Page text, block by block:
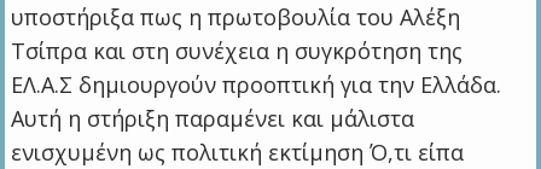
υποστήριξα πως η πρωτοβουλία του Αλέξη
Τσίπρα και στη συνέχεια η συγκρότηση της
ΕΛ.Α.Σ δημιουργούν προοπτική για την Ελλάδα.
Αυτή η στήριξη παραμένει και μάλιστα
ενισχυμένη ως πολιτική εκτίμηση Ό,τι είπα